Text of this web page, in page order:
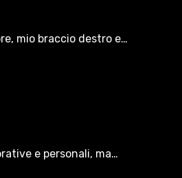
mio braccio destro e…
e personali, ma…